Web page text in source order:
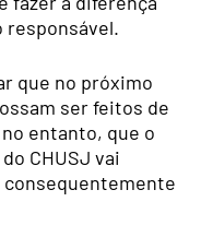
responsável.
que no próximo
ser feitos de
entanto, que o
CHUSJ vai
consequentemente